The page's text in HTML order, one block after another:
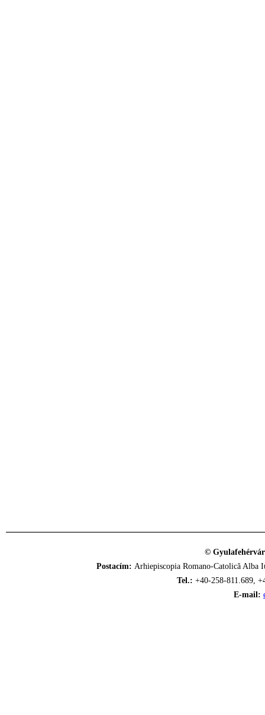
©
Postacím: Arhiepiscopia Romano-Catolică
Tel.: +40-258-811.689,
E-mail: